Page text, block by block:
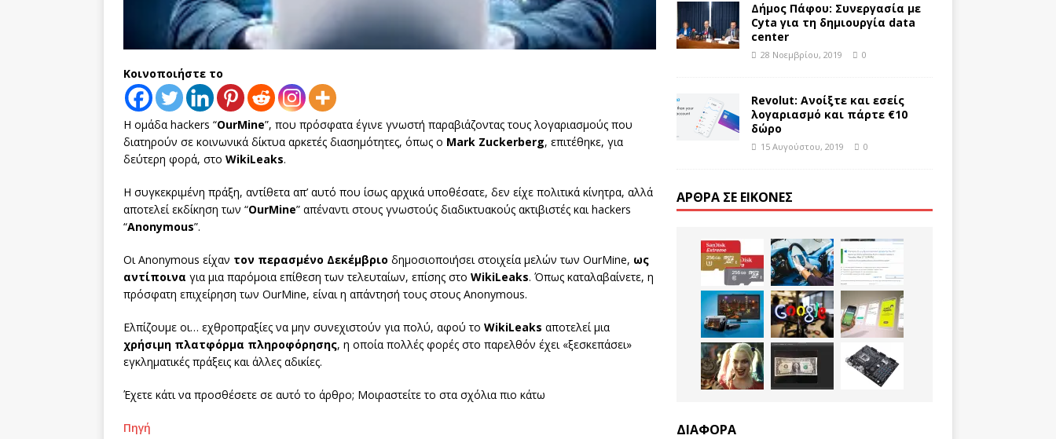
Κοινοποιήστε το
Η ομάδα hackers “OurMine”, που πρόσφατα έγινε γνωστή παραβιάζοντας τους λογαριασμούς που
διατηρούν σε κοινωνικά δίκτυα αρκετές διασημότητες, όπως ο Mark Zuckerberg, επιτέθηκε, για
δεύτερη φορά, στο WikiLeaks.
Η συγκεκριμένη πράξη, αντίθετα απ’ αυτό που ίσως αρχικά υποθέσατε, δεν είχε πολιτικά κίνητρα, αλλά
αποτελεί εκδίκηση των “OurMine” απέναντι στους γνωστούς διαδικτυακούς ακτιβιστές και hackers
“Anonymous”.
Οι Anonymous είχαν τον περασμένο Δεκέμβριο δημοσιοποιήσει στοιχεία μελών των OurMine, ως
αντίποινα για μια παρόμοια επίθεση των τελευταίων, επίσης στο WikiLeaks. Όπως καταλαβαίνετε, η
πρόσφατη επιχείρηση των OurMine, είναι η απάντησή τους στους Anonymous.
Ελπίζουμε οι… εχθροπραξίες να μην συνεχιστούν για πολύ, αφού το WikiLeaks αποτελεί μια
χρήσιμη πλατφόρμα πληροφόρησης, η οποία πολλές φορές στο παρελθόν έχει «ξεσκεπάσει»
εγκληματικές πράξεις και άλλες αδικίες.
Έχετε κάτι να προσθέσετε σε αυτό το άρθρο; Μοιραστείτε το στα σχόλια πιο κάτω
Πηγή
Δήμος Πάφου: Συνεργασία με
Cyta για τη δημιουργία data
center
28 Νοεμβρίου, 2019 0
Revolut: Ανοίξτε και εσείς
λογαριασμό και πάρτε €10
δώρο
15 Αυγούστου, 2019 0
ΆΡΘΡΑ ΣΕ ΕΙΚΌΝΕΣ
ΔΙΑΦΟΡΑ